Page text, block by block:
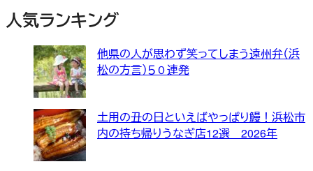
人気ランキング
他県の人が思わず笑ってしまう遠州弁（浜
松の方言）５０連発
土用の丑の日といえばやっぱり鰻！浜松市
内の持ち帰りうなぎ店12選 2026年